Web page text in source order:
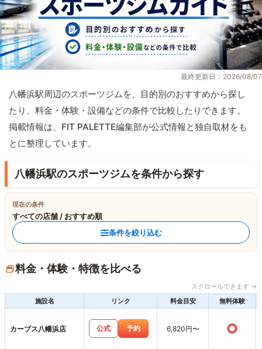
最終更新日：2026/08/07
八幡浜駅周辺のスポーツジムを、目的別のおすすめから探し
たり、料金・体験・設備などの条件で比較したりできます。
掲載情報は、FIT PALETTE編集部が公式情報と独自取材をも
とに整理しています。
八幡浜駅のスポーツジムを条件から探す
現在の条件
すべての店舗 / おすすめ順
条件を絞り込む
料金・体験・特徴を比べる
スクロールできます →
施設名
リンク 料金目安 無料体験
カーブス八幡浜店 公式 予約 6,820円〜 ○